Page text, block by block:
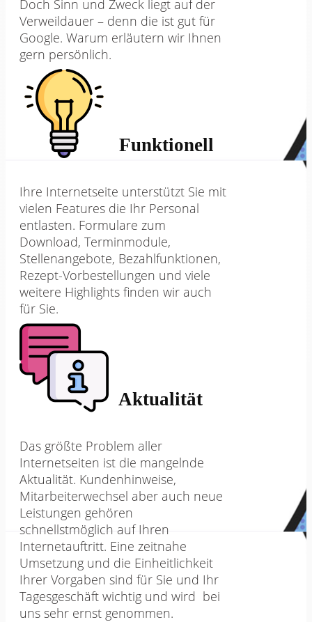
Doch Sinn und Zweck liegt auf der
Verweildauer – denn die ist gut für
Google. Warum erläutern wir Ihnen
gern persönlich.
Funktionell
Ihre Internetseite unterstützt Sie mit
vielen Features die Ihr Personal
entlasten. Formulare zum
Download, Terminmodule,
Stellenangebote, Bezahlfunktionen,
Rezept-Vorbestellungen und viele
weitere Highlights finden wir auch
für Sie.
Aktualität
Das größte Problem aller
Internetseiten ist die mangelnde
Aktualität. Kundenhinweise,
Mitarbeiterwechsel aber auch neue
Leistungen gehören
schnellstmöglich auf Ihren
Internetauftritt. Eine zeitnahe
Umsetzung und die Einheitlichkeit
Ihrer Vorgaben sind für Sie und Ihr
Tagesgeschäft wichtig und wird bei
uns sehr ernst genommen.